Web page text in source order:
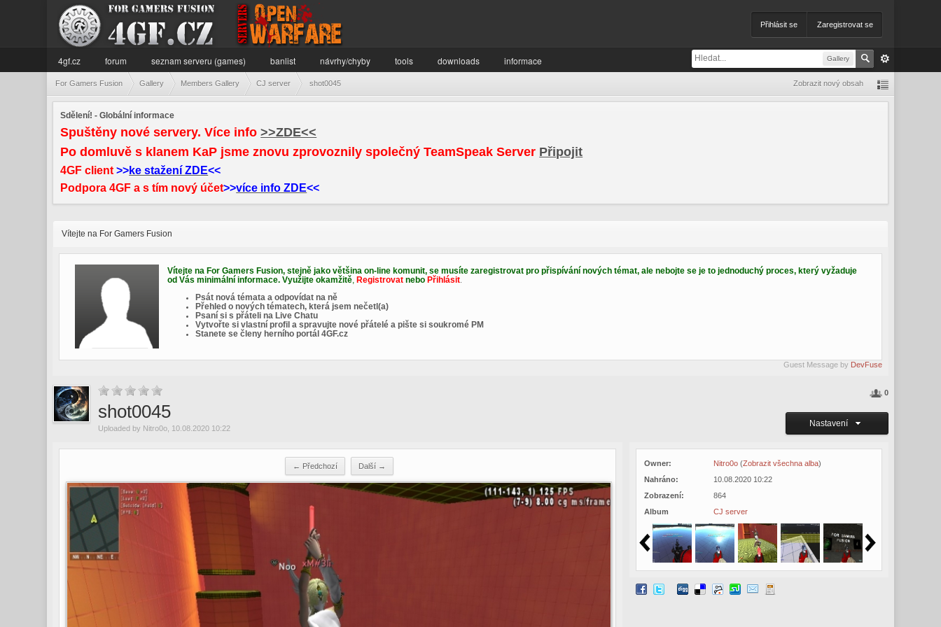
Přihlásit se Zaregistrovat se
Gallery
4gf.cz forum seznam serveru (games) banlist návrhy/chyby tools downloads informace
For Gamers Fusion Gallery Members Gallery CJ server shot0045 Zobrazit nový obsah
Sdělení! - Globální informace
Spuštěny nové servery. Více info>>ZDE<<
Po domluvě s klanem KaP jsme znovu zprovoznily společný TeamSpeak Server Připojit
4GF client >>ke stažení ZDE<<
Podpora 4GF a s tím nový účet>>více info ZDE<<
Vítejte na For Gamers Fusion
Vítejte na For Gamers Fusion, stejně jako většina on-line komunit, se musíte zaregistrovat pro přispívání nových témat, ale nebojte se je to jednoduchý proces, který vyžaduje
od Vás minimální informace. Využijte okamžitě, Registrovat nebo Přihlásit
Psát nová témata a odpovídat na ně
Přehled o nových tématech, která jsem nečetl(a)
Psaní si s přáteli na Live Chatu
Vytvořte si vlastní profil a spravujte nové přátelé a pište si soukromé PM
Stanete se členy herního portál 4GF.cz
Guest Message by DevFuse
0
Nastavení
shot0045
Uploaded by Nitro0o , 10.08.2020 10:22
Owner: Nitro0o(Zobrazit všechna alba)
Nahráno:
10.08.2020 10:22
Zobrazení:
864
Album
CJ server
← Předchozí Další →